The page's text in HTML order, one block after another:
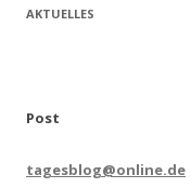
AKTUELLES
Post
tagesblog@online.de